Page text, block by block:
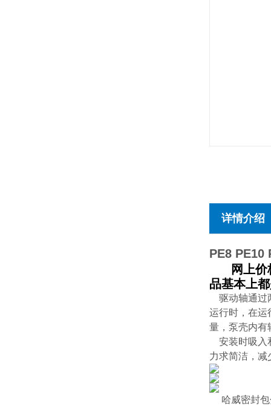
详情介绍
PE8 PE10
网上价格
品基本上
驱动轴通过
运行时，在运
量，泵壳内有
安装时吸入
力求简洁，减
哈威密封包